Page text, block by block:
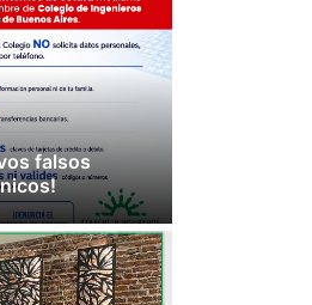
Nuevo
falsos